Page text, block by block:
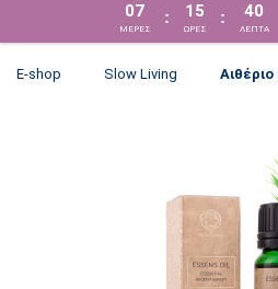
07
ΜΈΡΕΣ
: 15
ΩΡΕΣ
: 40
ΛΕΠΤΑ
E-shop Slow Living